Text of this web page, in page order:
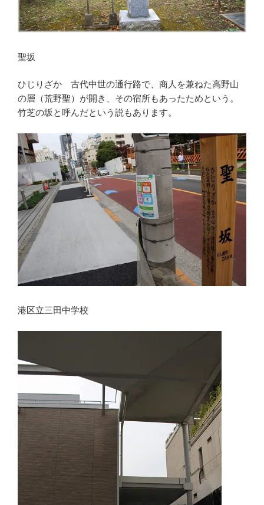
聖坂
ひじりざか 古代中世の通行路で、商人を兼ねた高野山
の層（荒野聖）が開き、その宿所もあったためという。
竹芝の坂と呼んだという説もあります。
港区立三田中学校